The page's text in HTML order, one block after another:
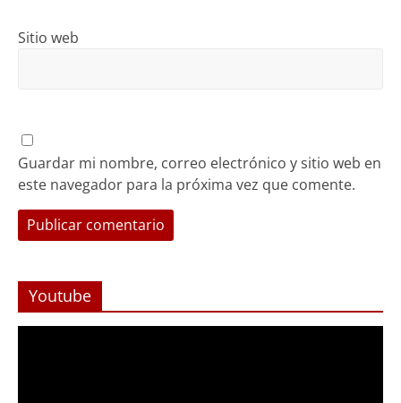
Sitio web
Guardar mi nombre, correo electrónico y sitio web en
este navegador para la próxima vez que comente.
Youtube